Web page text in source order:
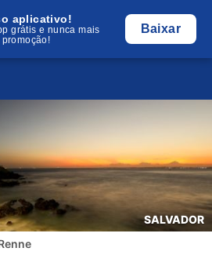
aplicativo!
grátis e nunca mais
Baixar
SALVADOR